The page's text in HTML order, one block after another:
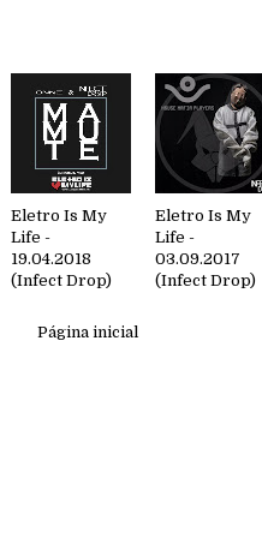
Eletro Is My
Life -
19.04.2018
(Infect Drop)
Eletro Is My
Life -
03.09.2017
(Infect Drop)
Página inicial